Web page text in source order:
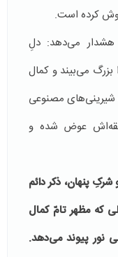
کرده است.
هشدار می‌دهد: دلِ
می‌بیند و کمال
شیرینی‌های مصنوعی
عوض شده و
پنهان، ذکر دائم
که مظهر تامّ کمال
نور پیوند می‌دهد.